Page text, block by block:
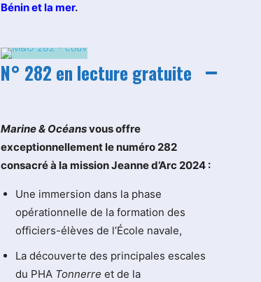
Bénin et la mer.
N° 282 en lecture gratuite
Marine & Océansvous offre
exceptionnellement le numéro 282
consacré à la mission Jeanne d’Arc 2024 :
Une immersion dans la phase
opérationnelle de la formation des
officiers-élèves de l’École navale,
La découverte des principales escales
du PHA Tonnerre et de la